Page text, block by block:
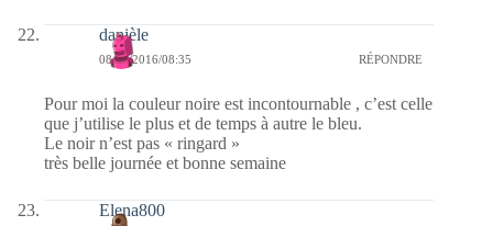
danièle
08/08/2016/08:35 RÉPONDRE
Pour moi la couleur noire est incontournable , c’est celle
que j’utilise le plus et de temps à autre le bleu.
Le noir n’est pas « ringard »
très belle journée et bonne semaine
Elena800